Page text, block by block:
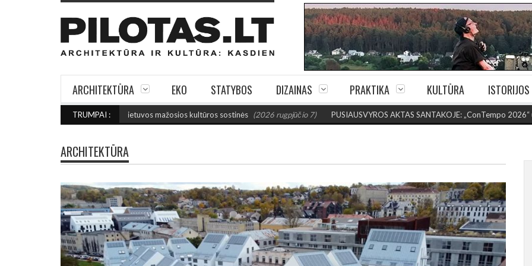
ARCHITEKTŪRA EKO STATYBOS DIZAINAS PRAKTIKA KULTŪRA ISTORIJOS
TRUMPAI :
Išrinktos 2027-ųjų Lietuvos mažosios kultūros sostinės (2026 rugpjūčio 7) PUSIAUSVYROS AKTAS SANTAKOJE: „ConTempo 2026“ uždarys
ARCHITEKTŪRA